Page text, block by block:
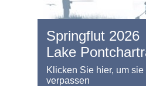
Springflut 2026
Lake
Klicken Sie hier, um
verpassen